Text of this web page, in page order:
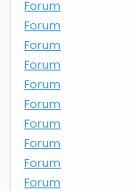
Forum
Forum
Forum
Forum
Forum
Forum
Forum
Forum
Forum
Forum